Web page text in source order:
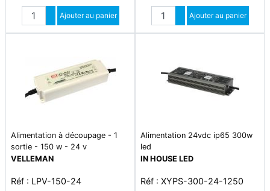
Quantité
Augmenter quantité
Diminuer quantité
Ajouter au panier Quantité
Augmenter quantité
Diminuer quantité
Ajouter au panier
Alimentation à découpage - 1
sortie - 150 w - 24 v
VELLEMAN
Réf : LPV-150-24
Alimentation 24vdc ip65 300w
led
IN HOUSE LED
Réf : XYPS-300-24-1250